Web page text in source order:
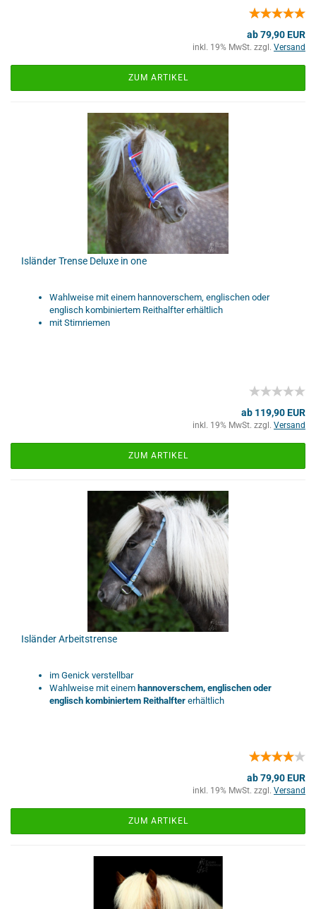
ab 79,90 EUR
inkl. 19% MwSt. zzgl. Versand
ZUM ARTIKEL
Isländer Trense Deluxe in one
Wahlweise mit einem hannoverschem, englischen oder
englisch kombiniertem Reithalfter erhältlich
mit Stirnriemen
ab 119,90 EUR
inkl. 19% MwSt. zzgl. Versand
ZUM ARTIKEL
Isländer Arbeitstrense
im Genick verstellbar
Wahlweise mit einem hannoverschem, englischen oder
englisch kombiniertem Reithalfter erhältlich
ab 79,90 EUR
inkl. 19% MwSt. zzgl. Versand
ZUM ARTIKEL